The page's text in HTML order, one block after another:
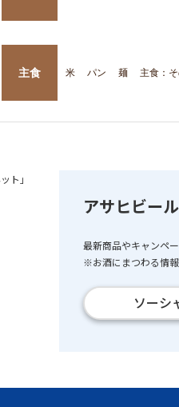
主食 米 パン 麺 主食：
ト」
アサヒビー
最新商品やキャンペ
※お酒にまつわる情
ソーシ